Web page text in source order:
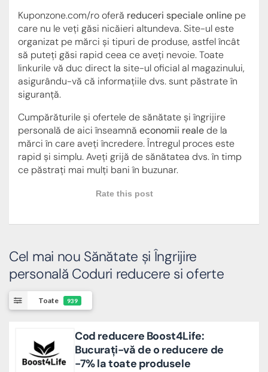
Kuponzone.com/ro oferă reduceri speciale online pe
care nu le veți găsi nicăieri altundeva. Site-ul este
organizat pe mărci și tipuri de produse, astfel încât
să puteți găsi rapid ceea ce aveți nevoie. Toate
linkurile vă duc direct la site-ul oficial al magazinului,
asigurându-vă că informațiile dvs. sunt păstrate în
siguranță.
Cumpărăturile și ofertele de sănătate și îngrijire
personală de aici înseamnă economii realede la
mărci în care aveți încredere. Întregul proces este
rapid și simplu. Aveți grijă de sănătatea dvs. în timp
ce păstrați mai mulți bani în buzunar.
Rate this post
Cel mai nou Sănătate și Îngrijire
personală Coduri reducere si oferte
Toate 939
Cod reducere Boost4Life:
Bucurați-vă de o reducere de
-7% la toate produsele